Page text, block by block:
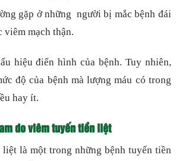
gặp ở những người bị mắc bệnh đái
viêm mạch thận.
hiệu điển hình của bệnh. Tuy nhiên,
độ của bệnh mà lượng máu có trong
hay ít.
do viêm tuyến tiền liệt
là một trong những bệnh tuyến tiền